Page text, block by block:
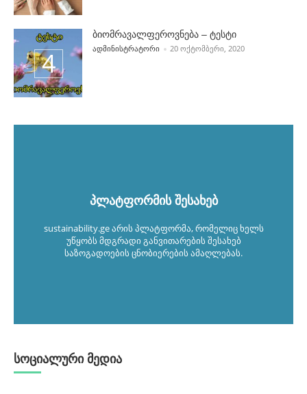
ბიომრავალფეროვნება – ტესტი
POSTED BY
ᲐᲓᲛᲘᲜᲘᲡᲢᲠᲐᲢᲝᲠᲘ 20 ᲝᲥᲢᲝᲛᲑᲔᲠᲘ, 2020
პლატფორმის შესახებ
sustainability.ge არის პლატფორმა, რომელიც ხელს
უწყობს მდგრადი განვითარების შესახებ
საზოგადოების ცნობიერების ამაღლებას.
სოციალური მედია